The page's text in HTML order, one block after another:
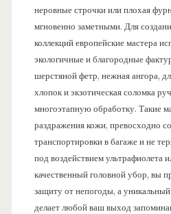
неровные строчки или плохая
мгновенно заметными. Для
коллекций европейские мастера
экологичные и благородные
шерстяной фетр, нежная ангора,
хлопок и экзотическая соломка
многоэтапную обработку. Такие
раздражения кожи, превосходно
транспортировки в багаже и не
под воздействием ультрафиолета
качественный головной убор, вы
защиту от непогоды, а
делает любой ваш выход